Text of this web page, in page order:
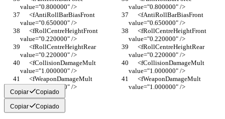
value="0.800000" />
value="0.800000" />
value="0.650000" />
value="0.650000" />
value="0.220000" />
value="0.220000" />
value="0.220000" />
value="0.220000" />
value="1.000000" />
value="1.000000" />
value="1.000000" />
value="1.000000" />
Copiar Copiado
Copiar Copiado